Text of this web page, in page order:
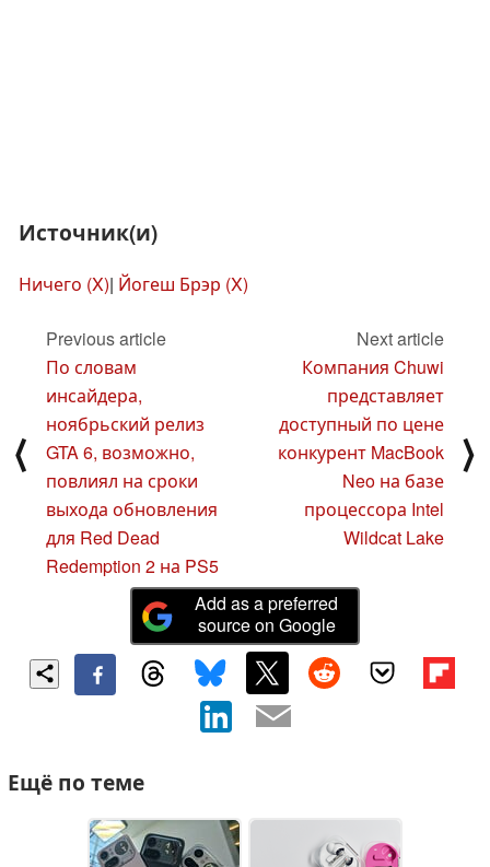
Источник(и)
Ничего (X)| Йогеш Брэр (X)
⟨
Previous article
По словам
инсайдера,
ноябрьский релиз
GTA 6, возможно,
повлиял на сроки
выхода обновления
для Red Dead
Redemption 2 на PS5
Next article
Компания Chuwi
представляет
доступный по цене
конкурент MacBook
Neo на базе
процессора Intel
Wildcat Lake
⟩
Add as a preferred
source on Google
Ещё по теме